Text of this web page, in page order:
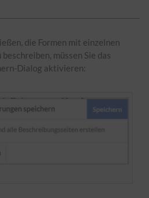
die Formen mit einzelnen
müssen Sie das
Dialog aktivieren: